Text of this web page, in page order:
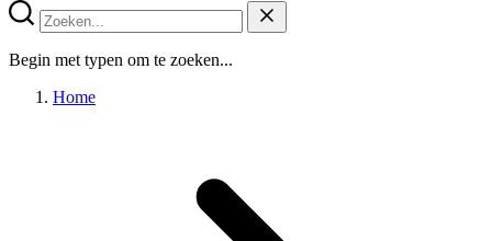
Begin met typen om te zoeken...
Home